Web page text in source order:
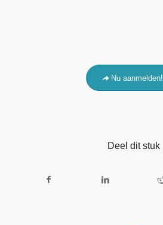
Nu aanmelden!
Deel dit stuk